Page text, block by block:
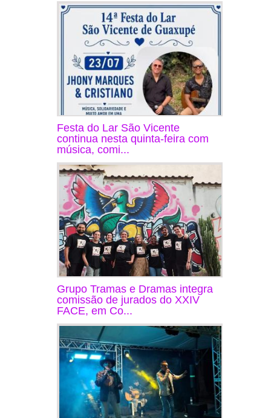
Festa do Lar São Vicente
continua nesta quinta-feira com
música, comi...
Grupo Tramas e Dramas integra
comissão de jurados do XXIV
FACE, em Co...